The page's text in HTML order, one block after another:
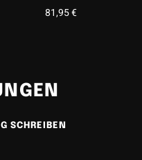
81,95€
SCHREIBEN